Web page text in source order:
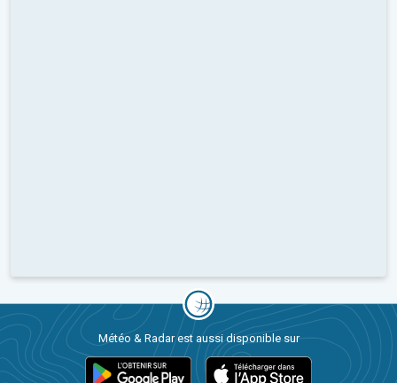
Météo & Radar est aussi disponible sur